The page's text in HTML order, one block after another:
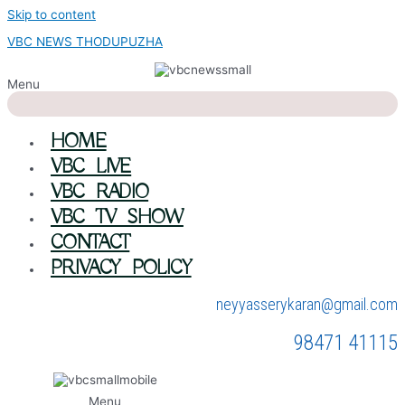
Skip to content
VBC NEWS THODUPUZHA
Menu
HOME
VBC LIVE
VBC RADIO
VBC TV SHOW
CONTACT
PRIVACY POLICY
neyyasserykaran@gmail.com
98471 41115
Menu